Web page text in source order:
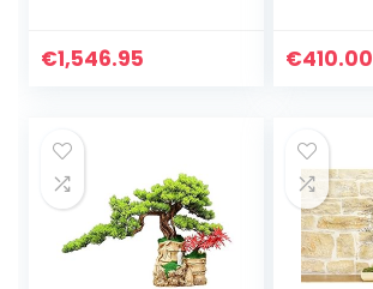
€1,546.95 €410.00